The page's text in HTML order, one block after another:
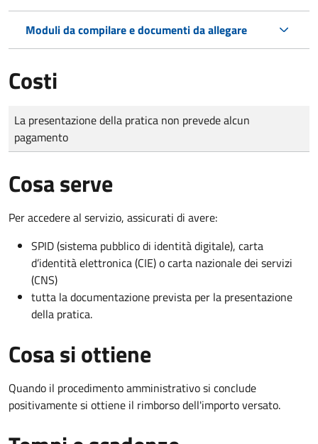
Moduli da compilare e documenti da allegare
Costi
Tipo di pagamento
Importo
La presentazione della pratica non prevede alcun
pagamento
Cosa serve
Per accedere al servizio, assicurati di avere:
SPID (sistema pubblico di identità digitale), carta
d’identità elettronica (CIE) o carta nazionale dei servizi
(CNS)
tutta la documentazione prevista per la presentazione
della pratica.
Cosa si ottiene
Quando il procedimento amministrativo si conclude
positivamente si ottiene il rimborso dell'importo versato.